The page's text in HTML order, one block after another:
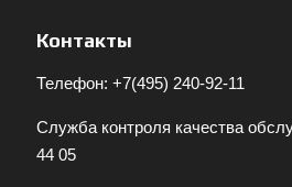
Контакты
Телефон: +7(495) 240-92-11
Служба контроля качества
44 05